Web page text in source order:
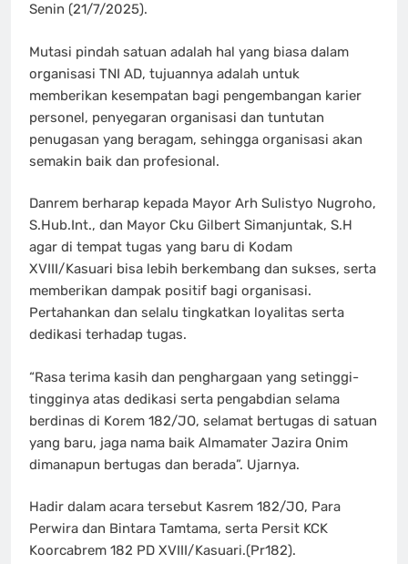
Senin (21/7/2025).
Mutasi pindah satuan adalah hal yang biasa dalam
organisasi TNI AD, tujuannya adalah untuk
memberikan kesempatan bagi pengembangan karier
personel, penyegaran organisasi dan tuntutan
penugasan yang beragam, sehingga organisasi akan
semakin baik dan profesional.
Danrem berharap kepada Mayor Arh Sulistyo Nugroho,
S.Hub.Int., dan Mayor Cku Gilbert Simanjuntak, S.H
agar di tempat tugas yang baru di Kodam
XVIII/Kasuari bisa lebih berkembang dan sukses, serta
memberikan dampak positif bagi organisasi.
Pertahankan dan selalu tingkatkan loyalitas serta
dedikasi terhadap tugas.
“Rasa terima kasih dan penghargaan yang setinggi-
tingginya atas dedikasi serta pengabdian selama
berdinas di Korem 182/JO, selamat bertugas di satuan
yang baru, jaga nama baik Almamater Jazira Onim
dimanapun bertugas dan berada”. Ujarnya.
Hadir dalam acara tersebut Kasrem 182/JO, Para
Perwira dan Bintara Tamtama, serta Persit KCK
Koorcabrem 182 PD XVIII/Kasuari.(Pr182).